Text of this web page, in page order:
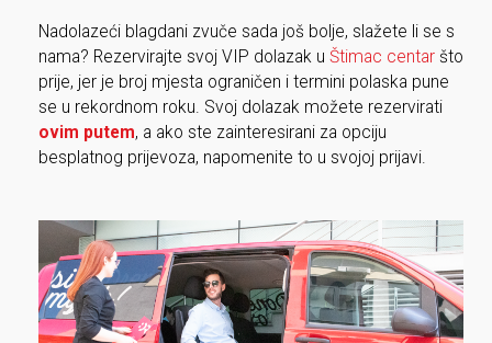
Nadolazeći blagdani zvuče sada još bolje, slažete li se s
nama? Rezervirajte svoj VIP dolazak u Štimac centaršto
prije, jer je broj mjesta ograničen i termini polaska pune
se u rekordnom roku. Svoj dolazak možete rezervirati
ovim putem, a ako ste zainteresirani za opciju
besplatnog prijevoza, napomenite to u svojoj prijavi.